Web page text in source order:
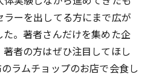
ーを出してる方にまで広が
。著者さんだけを集めた企
者の方はぜひ注目してほし
ラムチョップのお店で会食し